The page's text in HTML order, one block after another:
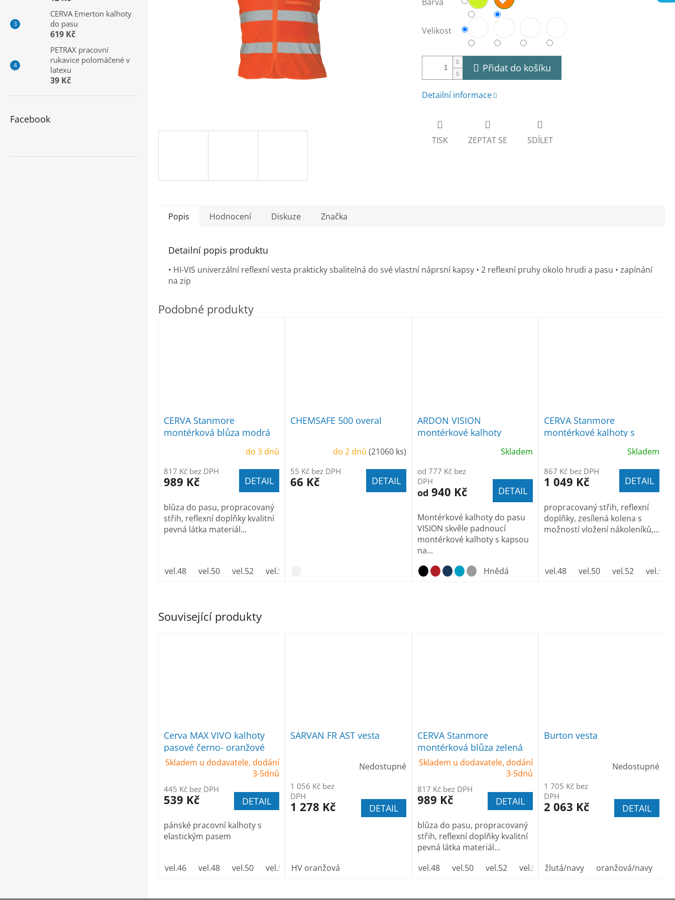
CERVA Emerton kalhoty
do pasu
619 Kč
PETRAX pracovní
rukavice polomáčené v
latexu
39 Kč
Facebook
Velikost
Přidat do košíku
Detailní informace
TISK ZEPTAT SE SDÍLET
Související produkty
Cerva MAX VIVO kalhoty
pasové černo- oranžové
Skladem u dodavatele, dodání
3-5dnů
445 Kč bez DPH
539 Kč DETAIL
pánské pracovní kalhoty s
elastickým pasem
vel.46 vel.48 vel.50 vel.52 vel.54 vel.56 vel.60 vel.62 vel.64
SARVAN FR AST vesta
Nedostupné
1 056 Kč bez
DPH
1 278 Kč DETAIL
HV oranžová
CERVA Stanmore
montérková blůza zelená
Skladem u dodavatele, dodání
3-5dnů
817 Kč bez DPH
989 Kč DETAIL
blůza do pasu, propracovaný
střih, reflexní doplňky kvalitní
pevná látka materiál...
vel.48
vel.50 vel.52 vel.54 vel.56 vel.58 vel.60
Burton vesta
Nedostupné
1 705 Kč bez
DPH
2 063 Kč DETAIL
žlutá/navy oranžová/navy
Popis Hodnocení Diskuze Značka
Detailní popis produktu
• HI-VIS univerzální reflexní vesta prakticky sbalitelná do své vlastní náprsní kapsy • 2 reflexní pruhy okolo hrudi a pasu • zapínání
na zip
CERVA Stanmore
montérková blůza modrá
do 3 dnů
817 Kč bez DPH
989 Kč DETAIL
blůza do pasu, propracovaný
střih, reflexní doplňky kvalitní
pevná látka materiál...
vel.48 vel.50 vel.52 vel.54 vel.62
CHEMSAFE 500 overal
do 2 dnů (21060 ks)
55 Kč bez DPH
66 Kč DETAIL
ARDON VISION
montérkové kalhoty
Skladem
od 777 Kč bez
DPH
od 940 Kč DETAIL
Montérkové kalhoty do pasu
VISION skvěle padnoucí
montérkové kalhoty s kapsou
na...
Hnědá
CERVA Stanmore
montérkové kalhoty s
Skladem
867 Kč bez DPH
1 049 Kč DETAIL
propracovaný střih, reflexní
doplňky, zesílená kolena s
možností vložení nákoleníků,...
vel.48 vel.50 vel.52 vel.54